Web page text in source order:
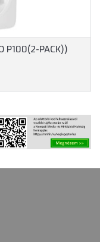
P100(2-PACK))